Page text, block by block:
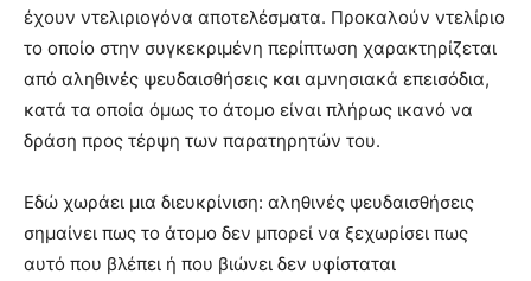
έχουν ντελιριογόνα αποτελέσματα. Προκαλούν ντελίριο
το οποίο στην συγκεκριμένη περίπτωση χαρακτηρίζεται
από αληθινές ψευδαισθήσεις και αμνησιακά επεισόδια,
κατά τα οποία όμως το άτομο είναι πλήρως ικανό να
δράση προς τέρψη των παρατηρητών του.
Εδώ χωράει μια διευκρίνιση: αληθινές ψευδαισθήσεις
σημαίνει πως το άτομο δεν μπορεί να ξεχωρίσει πως
αυτό που βλέπει ή που βιώνει δεν υφίσταται